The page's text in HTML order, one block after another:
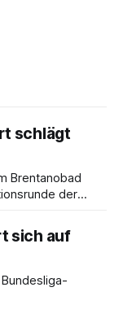
schlägt
Brentanobad
der
sich auf